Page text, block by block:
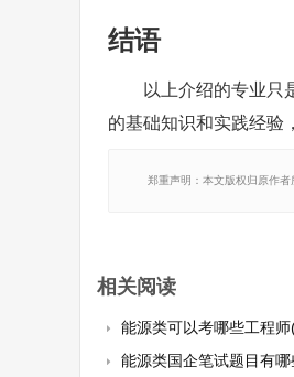
结语
以上介绍的专业只
的基础知识和实践经验
郑重声明：本文版权归原作
相关阅读
能源类可以考哪些工程
能源类国企笔试题目有